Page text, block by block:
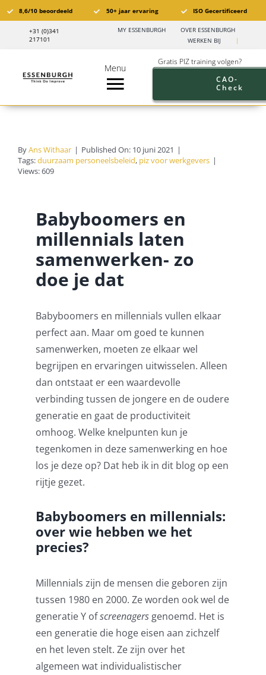
Ga
naar
inhoud
8,6/10 beoordeeld 50+ jaar ervaring ISO Gecertificeerd
+31 (0)341
217101
MY ESSENBURGH
OVER ESSENBURGH
WERKEN BIJ
|
Menu
Toggle
PIZ Trainingen
Branches
Pensioen aanbod werkgevers
Pensioenblij
Contact
Gratis PIZ training volgen?
CAO-
Check
ByAns Withaar | Published On: 10 juni 2021 |
Tags:duurzaam personeelsbeleid, piz voor werkgevers |
Views: 609
Babyboomers en
millennials laten
samenwerken- zo
doe je dat
Babyboomers en millennials vullen elkaar
perfect aan. Maar om goed te kunnen
samenwerken, moeten ze elkaar wel
begrijpen en ervaringen uitwisselen. Alleen
dan ontstaat er een waardevolle
verbinding tussen de jongere en de oudere
generatie en gaat de productiviteit
omhoog. Welke knelpunten kun je
tegenkomen in deze samenwerking en hoe
los je deze op? Dat heb ik in dit blog op een
rijtje gezet.
Babyboomers en millennials:
over wie hebben we het
precies?
Millennials zijn de mensen die geboren zijn
tussen 1980 en 2000. Ze worden ook wel de
generatie Y ofscreenagersgenoemd. Het is
een generatie die hoge eisen aan zichzelf
en het leven stelt. Ze zijn over het
algemeen wat individualistischer